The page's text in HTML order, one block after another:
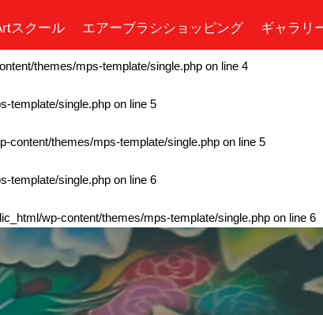
スクール エアーブラシショッピング ギャラリ
template/single.phpon line 4
themes/mps-template/single.php on line 4
template/single.php on line 5
content/themes/mps-template/single.php on line 5
template/single.php on line 6
wp-content/themes/mps-template/single.php on line 6